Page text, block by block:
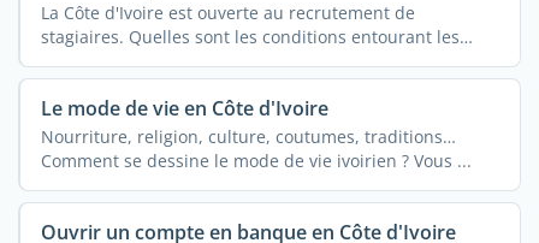
La Côte d'Ivoire est ouverte au recrutement de
stagiaires. Quelles sont les conditions entourant les
stages ...
Le mode de vie en Côte d'Ivoire
Nourriture, religion, culture, coutumes, traditions…
Comment se dessine le mode de vie ivoirien ? Vous ...
Ouvrir un compte en banque en Côte d'Ivoire